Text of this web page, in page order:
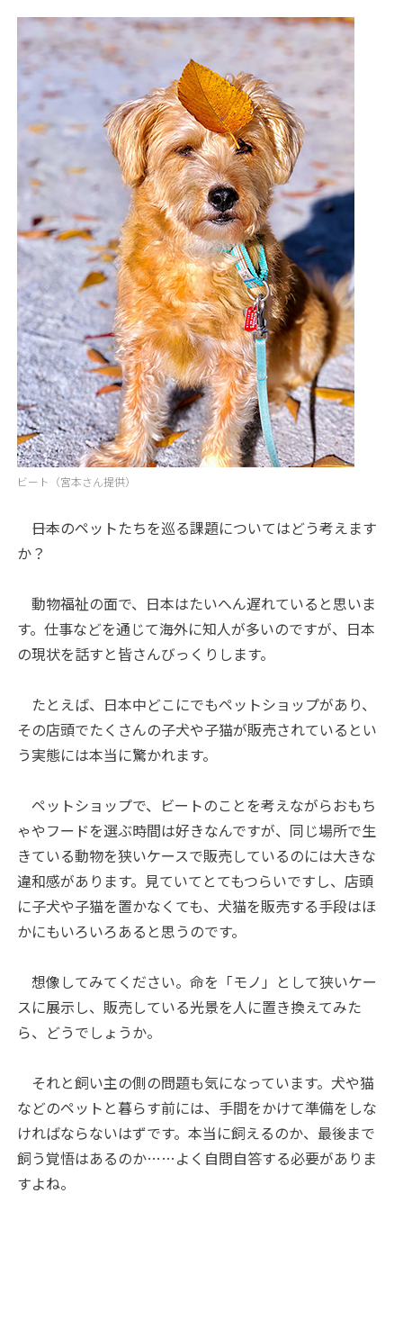
ビート（宮本さん提供）
――日本のペットたちを巡る課題についてはどう考えます
か？
動物福祉の面で、日本はたいへん遅れていると思いま
す。仕事などを通じて海外に知人が多いのですが、日本
の現状を話すと皆さんびっくりします。
たとえば、日本中どこにでもペットショップがあり、
その店頭でたくさんの子犬や子猫が販売されているとい
う実態には本当に驚かれます。
ペットショップで、ビートのことを考えながらおもち
ゃやフードを選ぶ時間は好きなんですが、同じ場所で生
きている動物を狭いケースで販売しているのには大きな
違和感があります。見ていてとてもつらいですし、店頭
に子犬や子猫を置かなくても、犬猫を販売する手段はほ
かにもいろいろあると思うのです。
想像してみてください。命を「モノ」として狭いケー
スに展示し、販売している光景を人に置き換えてみた
ら、どうでしょうか。
それと飼い主の側の問題も気になっています。犬や猫
などのペットと暮らす前には、手間をかけて準備をしな
ければならないはずです。本当に飼えるのか、最後まで
飼う覚悟はあるのか……よく自問自答する必要がありま
すよね。